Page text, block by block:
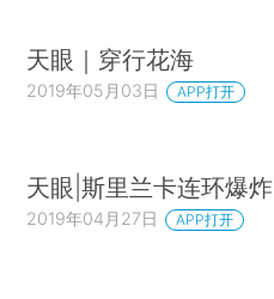
天眼｜穿行花海
2019年05月03日 APP打开
天眼|斯里兰卡连环爆炸
2019年04月27日 APP打开